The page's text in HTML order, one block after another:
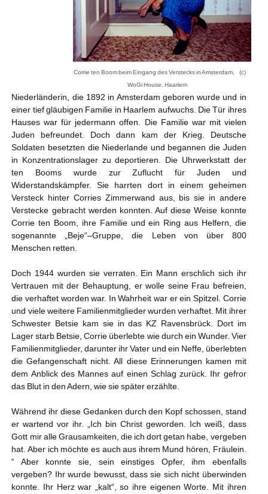
Corrie ten Boom beim Eingang des Verstecks in Amsterdam, (c)
WoGi House, Haarlem
Niederländerin, die 1892 in Amsterdam geboren wurde und in
einer tief gläubigen Familie in Haarlem aufwuchs. Die Tür ihres
Hauses war für jedermann offen. Die Familie war mit vielen
Juden befreundet. Doch dann kam der Krieg. Deutsche
Soldaten besetzten die Niederlande und begannen die Juden
in Konzentrationslager zu deportieren. Die Uhrwerkstatt der
ten Booms wurde zur Zuflucht für Juden und
Widerstandskämpfer. Sie harrten dort in einem geheimen
Versteck hinter Corries Zimmerwand aus, bis sie in andere
Verstecke gebracht werden konnten. Auf diese Weise konnte
Corrie ten Boom, ihre Familie und ein Ring aus Helfern, die
sogenannte „Beje“–Gruppe, die Leben von über 800
Menschen retten.
Doch 1944 wurden sie verraten. Ein Mann erschlich sich ihr
Vertrauen mit der Behauptung, er wolle seine Frau befreien,
die verhaftet worden war. In Wahrheit war er ein Spitzel. Corrie
und viele weitere Familienmitglieder wurden verhaftet. Mit ihrer
Schwester Betsie kam sie in das KZ Ravensbrück. Dort im
Lager starb Betsie, Corrie überlebte wie durch ein Wunder. Vier
Familienmitglieder, darunter ihr Vater und ein Neffe, überlebten
die Gefangenschaft nicht. All diese Erinnerungen kamen mit
dem Anblick des Mannes auf einen Schlag zurück. Ihr gefror
das Blut in den Adern, wie sie später erzählte.
Während ihr diese Gedanken durch den Kopf schossen, stand
er wartend vor ihr. „Ich bin Christ geworden. Ich weiß, dass
Gott mir alle Grausamkeiten, die ich dort getan habe, vergeben
hat. Aber ich möchte es auch aus ihrem Mund hören, Fräulein.
“ Aber konnte sie, sein einstiges Opfer, ihm ebenfalls
vergeben? Ihr wurde bewusst, dass sie sich nicht überwinden
konnte. Ihr Herz war „kalt“, so ihre eigenen Worte. Mit ihren